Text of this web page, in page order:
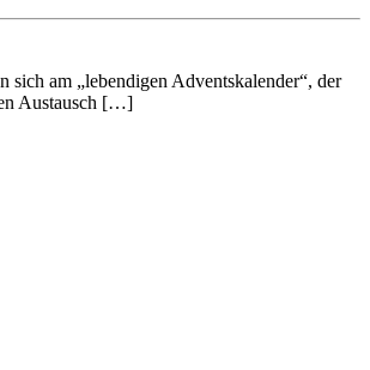
am „lebendigen Adventskalender“, der
Austausch […]